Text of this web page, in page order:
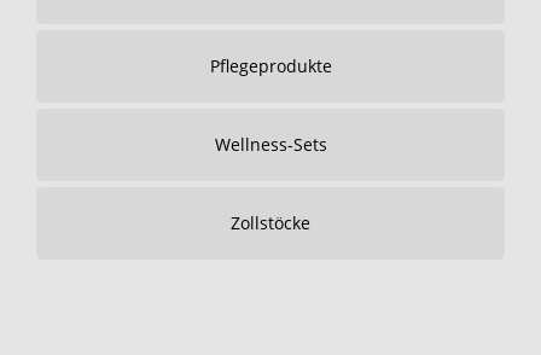
Pflegeprodukte
Wellness-Sets
Zollstöcke